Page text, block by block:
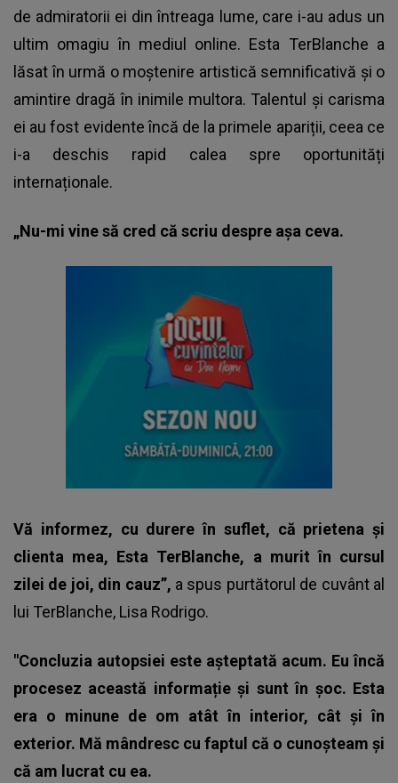
de admiratorii ei din întreaga lume, care i-au adus un
ultim omagiu în mediul online. Esta TerBlanche a
lăsat în urmă o moștenire artistică semnificativă și o
amintire dragă în inimile multora. Talentul și carisma
ei au fost evidente încă de la primele apariții, ceea ce
i-a deschis rapid calea spre oportunități
internaționale.
„Nu-mi vine să cred că scriu despre așa ceva.
Vă informez, cu durere în suflet, că prietena și
clienta mea, Esta TerBlanche, a murit în cursul
zilei de joi, din cauz”, a spus purtătorul de cuvânt al
lui TerBlanche, Lisa Rodrigo.
"Concluzia autopsiei este așteptată acum. Eu încă
procesez această informație și sunt în șoc. Esta
era o minune de om atât în interior, cât și în
exterior. Mă mândresc cu faptul că o cunoșteam și
că am lucrat cu ea.